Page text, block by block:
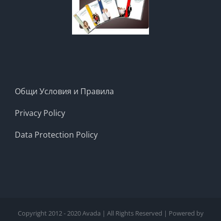
Общи Условия и Правила
Privacy Policy
Data Protection Policy
Copyright 2012 - 2020 Avada | All Rights Reserved | Powered by